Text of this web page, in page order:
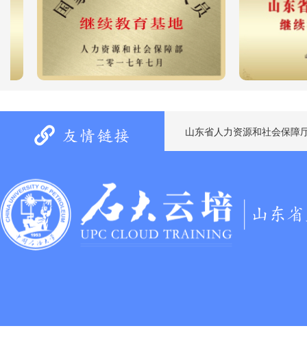
山东省人力资源和社会保障